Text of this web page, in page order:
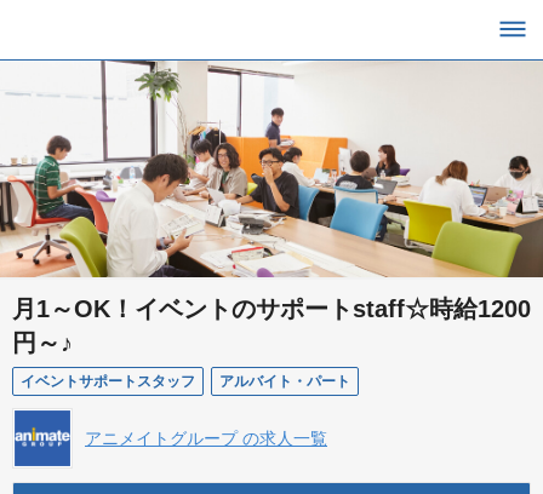
月1～OK！イベントのサポートstaff☆時給1200
円～♪
イベントサポートスタッフ アルバイト・パート
アニメイトグループ の求人一覧